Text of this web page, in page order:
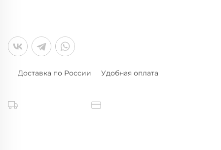
Доставка по России Удобная оплата